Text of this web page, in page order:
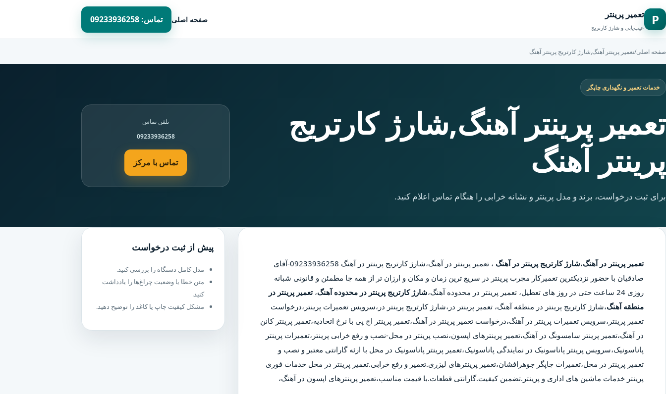
P تعمیر پرینتر
عیب‌یابی و شارژ کارتریج
صفحه اصلی تماس: 09233936258
صفحه اصلی/تعمیر پرینتر آهنگ,شارژ کارتریج پرینتر آهنگ
خدمات تعمیر و نگهداری چاپگر
تعمیر پرینتر آهنگ,شارژ کارتریج
پرینتر آهنگ
برای ثبت درخواست، برند و مدل پرینتر و نشانه خرابی را هنگام تماس اعلام کنید.
تلفن تماس
09233936258
تماس با مرکز
تعمیر پرینتر در آهنگ،شارژ کارتریج پرینتر در آهنگ ، تعمیر پرینتر در آهنگ،شارژ کارتریج پرینتر در آهنگ
09233936258-آقای
صادقیان با حضور نزدیکترین تعمیرکار مجرب پرینتر در سریع ترین زمان و مکان و ارزان تر از همه جا مطمئن و قانونی شبانه
روزی 24 ساعت حتی در روز های تعطیل، تعمیر پرینتر در محدوده آهنگ،
شارژ کارتریج پرینتر در محدوده آهنگ، تعمیر پرینتر در
منطقه آهنگ،شارژ کارتریج پرینتر در منطقه آهنگ، تعمیر پرینتر در،شارژ کارتریج پرینتر در،سرویس تعمیرات پرینتر،درخواست
تعمیر پرینتر،سرویس تعمیرات پرینتر در آهنگ،درخواست تعمیر پرینتر در آهنگ،تعمیر پرینتر اچ پی با نرخ اتحادیه،تعمیر پرینتر کانن
در آهنگ،تعمیر پرینتر سامسونگ در آهنگ،تعمیر پرینترهای اپسون،نصب پرینتر در محل-نصب و رفع خرابی پرینتر،تعمیرات پرینتر
پاناسونیک،سرویس پرینتر پاناسونیک در نمایندگی پاناسونیک،تعمیر پرینتر پاناسونیک در محل با ارئه گارانتی معتبر و نصب و
تعمیر پرینتر در محل،تعمیرات چاپگر جوهرافشان،تعمیر پرینترهای لیزری.تعمیر و رفع خرابی.تعمیر پرینتر در محل خدمات فوری
پرینتر خدمات ماشین های اداری و پرینتر.تضمین کیفیت.گارانتی قطعات.با قیمت مناسب،تعمیر پرینترهای اپسون در آهنگ،
پیش از ثبت درخواست
مدل کامل دستگاه را بررسی کنید.
متن خطا یا وضعیت چراغ‌ها را یادداشت
کنید.
مشکل کیفیت چاپ یا کاغذ را توضیح دهید.